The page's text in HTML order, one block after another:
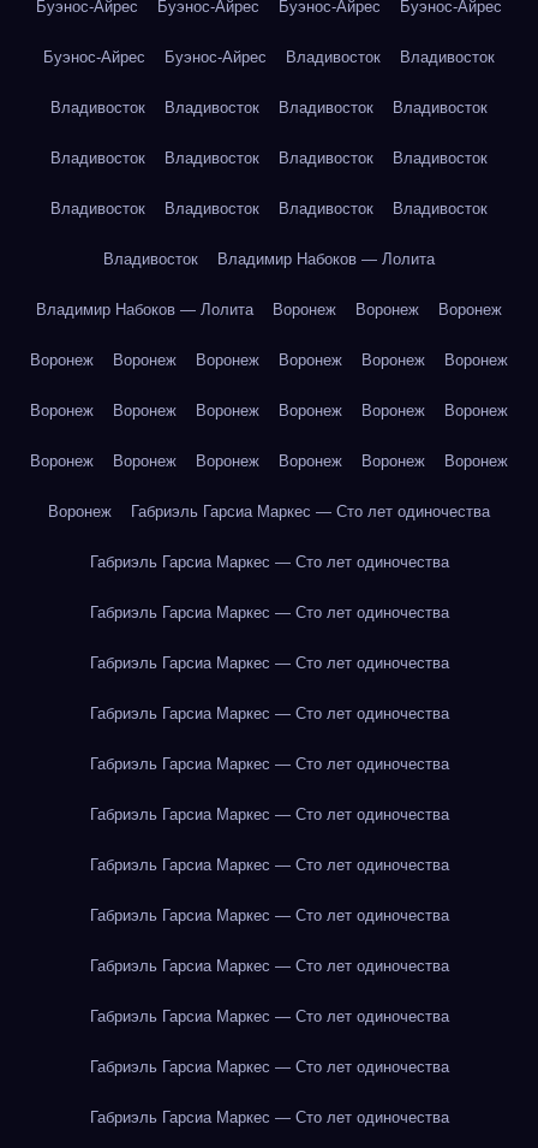
Буэнос-Айрес Буэнос-Айрес Буэнос-Айрес Буэнос-Айрес
Буэнос-Айрес Буэнос-Айрес Владивосток Владивосток
Владивосток Владивосток Владивосток Владивосток
Владивосток Владивосток Владивосток Владивосток
Владивосток Владивосток Владивосток Владивосток
Владивосток Владимир Набоков — Лолита
Владимир Набоков — Лолита Воронеж Воронеж Воронеж
Воронеж Воронеж Воронеж Воронеж Воронеж Воронеж
Воронеж Воронеж Воронеж Воронеж Воронеж Воронеж
Воронеж Воронеж Воронеж Воронеж Воронеж Воронеж
Воронеж Габриэль Гарсиа Маркес — Сто лет одиночества
Габриэль Гарсиа Маркес — Сто лет одиночества
Габриэль Гарсиа Маркес — Сто лет одиночества
Габриэль Гарсиа Маркес — Сто лет одиночества
Габриэль Гарсиа Маркес — Сто лет одиночества
Габриэль Гарсиа Маркес — Сто лет одиночества
Габриэль Гарсиа Маркес — Сто лет одиночества
Габриэль Гарсиа Маркес — Сто лет одиночества
Габриэль Гарсиа Маркес — Сто лет одиночества
Габриэль Гарсиа Маркес — Сто лет одиночества
Габриэль Гарсиа Маркес — Сто лет одиночества
Габриэль Гарсиа Маркес — Сто лет одиночества
Габриэль Гарсиа Маркес — Сто лет одиночества